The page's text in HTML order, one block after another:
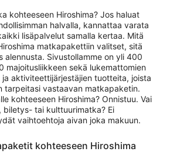
kohteeseen Hiroshima? Jos haluat
halvalla, kannattaa varata
lisäpalvelut samalla kertaa. Mitä
matkapakettiin valitset, sitä
alennusta. Sivustollamme on yli 400
majoitusliikkeen sekä lukemattomien
aktiviteettijärjestäjien tuotteita, joista
tarpeitasi vastaavan matkapaketin.
kohteeseen Hiroshima? Onnistuu. Vai
tai kulttuurimatka? Ei
vaihtoehtoja aivan joka makuun.
kohteeseen Hiroshima